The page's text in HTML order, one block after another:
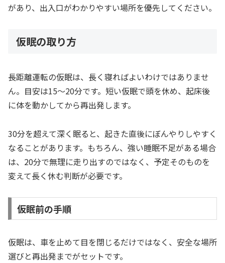
があり、出入口がわかりやすい場所を優先してください。
仮眠の取り方
長距離運転の仮眠は、長く寝ればよいわけではありませ
ん。目安は15〜20分です。短い仮眠で頭を休め、起床後
に体を動かしてから再出発します。
30分を超えて深く眠ると、起きた直後にぼんやりしやすく
なることがあります。もちろん、強い睡眠不足がある場合
は、20分で無理に走り出すのではなく、予定そのものを
変えて長く休む判断が必要です。
仮眠前の手順
仮眠は、車を止めて目を閉じるだけではなく、安全な場所
選びと再出発までがセットです。